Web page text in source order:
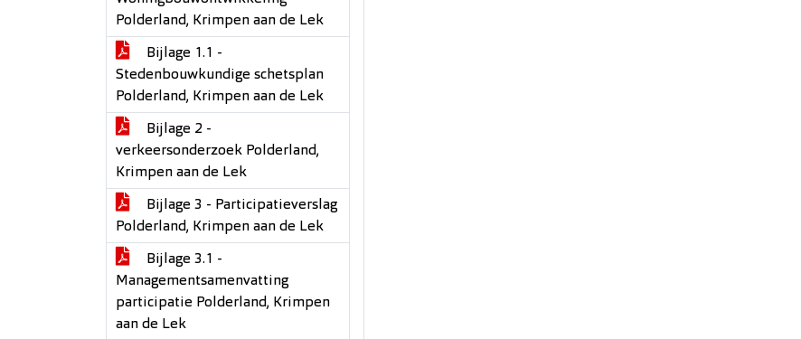
Polderland, Krimpen aan de Lek
Bijlage 1.1 -
Stedenbouwkundige schetsplan
Polderland, Krimpen aan de Lek
Bijlage 2 -
verkeersonderzoek Polderland,
Krimpen aan de Lek
Bijlage 3 - Participatieverslag
Polderland, Krimpen aan de Lek
Bijlage 3.1 -
Managementsamenvatting
participatie Polderland, Krimpen
aan de Lek